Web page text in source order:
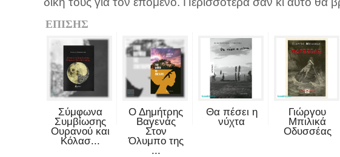
ΕΠΙΣΗΣ
Σύμφωνα
Συμβίωσης
Ουρανού και
Κόλασ...
Ο Δημήτρης
Βαγενάς
Στον
Όλυμπο της
...
Θα πέσει η
νύχτα
Γιώργου
Μπιλικά
Οδυσσέας